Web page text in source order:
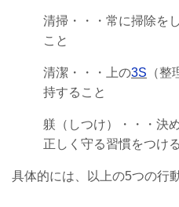
清掃・・・常に掃除を
こと
清潔・・・上の3S （
持すること
躾（しつけ）・・・決
正しく守る習慣をつけ
具体的には、以上の5つの行